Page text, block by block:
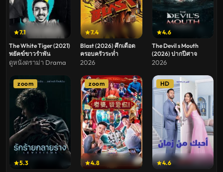
7.1
The White Tiger (2021)
พยัคฆ์ขาวรำพัน
ดูหนังดราม่า Drama
7.4
Blast (2026) ศึกเดือด
ครอบครัวระห่ำ
2026
4.6
The Devil s Mouth
(2026) ปากปีศาจ
2026
5.3
zoom
4.8
zoom
4.6
HD